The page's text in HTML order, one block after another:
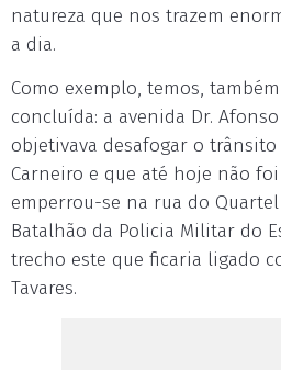
natureza que nos trazem
a dia.
Como exemplo, temos,
concluída: a avenida Dr.
objetivava desafogar o trânsito
Carneiro e que até hoje não
emperrou-se na rua do Quartel
Batalhão da Policia Militar do
trecho este que ficaria ligado
Tavares.